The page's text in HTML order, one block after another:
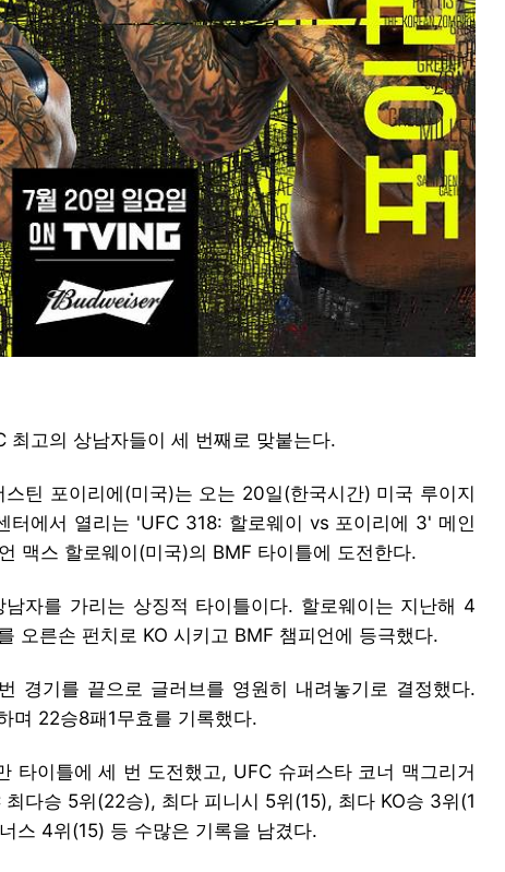
최고의 상남자들이 세 번째로 맞붙는다.
틴 포이리에(미국)는 오는 20일(한국시간) 미국 루이지
터에서 열리는 'UFC 318: 할로웨이 vs 포이리에 3' 메인
맥스 할로웨이(미국)의 BMF 타이틀에 도전한다.
자를 가리는 상징적 타이틀이다. 할로웨이는 지난해 4
오른손 펀치로 KO 시키고 BMF 챔피언에 등극했다.
경기를 끝으로 글러브를 영원히 내려놓기로 결정했다.
며 22승8패1무효를 기록했다.
타이틀에 세 번 도전했고, UFC 슈퍼스타 코너 맥그리거
다승 5위(22승), 최다 피니시 5위(15), 최다 KO승 3위(1
스 4위(15) 등 수많은 기록을 남겼다.